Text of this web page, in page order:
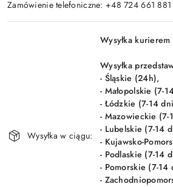
Zamówienie telefoniczne: +48 724 661 881
Wyślij
Wysyłka w ciągu:
Wysyłka
Wysyłka
- Śląskie (24h),
- Małopolskie (7-
- Łódzkie (7-14
- Mazowieckie (7-
- Lubelskie (7-14
- Kujawsko-
- Podlaskie (7-14
- Pomorskie (7-14
-